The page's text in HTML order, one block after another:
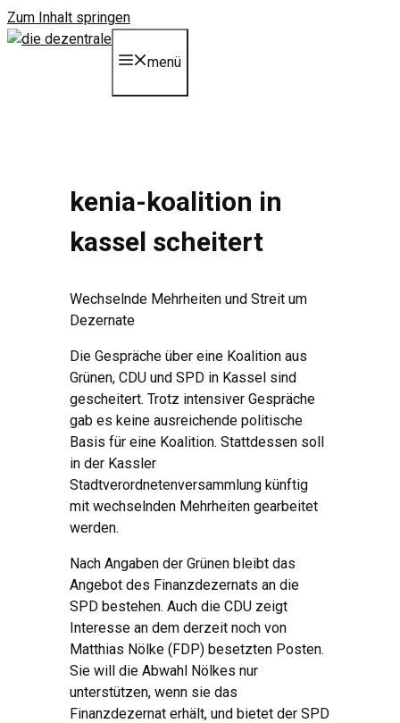
Zum Inhalt springen
menü
kenia-koalition in
kassel scheitert
Wechselnde Mehrheiten und Streit um
Dezernate
Die Gespräche über eine Koalition aus
Grünen, CDU und SPD in Kassel sind
gescheitert. Trotz intensiver Gespräche
gab es keine ausreichende politische
Basis für eine Koalition. Stattdessen soll
in der Kassler
Stadtverordnetenversammlung künftig
mit wechselnden Mehrheiten gearbeitet
werden.
Nach Angaben der Grünen bleibt das
Angebot des Finanzdezernats an die
SPD bestehen. Auch die CDU zeigt
Interesse an dem derzeit noch von
Matthias Nölke (FDP) besetzten Posten.
Sie will die Abwahl Nölkes nur
unterstützen, wenn sie das
Finanzdezernat erhält, und bietet der SPD